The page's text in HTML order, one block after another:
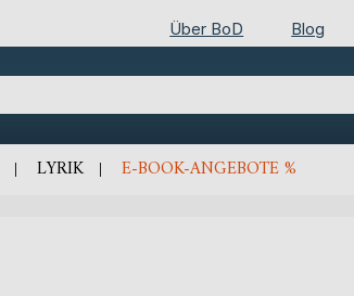
Über BoD Blog
LYRIK E-BOOK-ANGEBOTE %